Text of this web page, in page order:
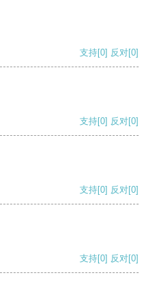
支持[0] 反对[0]
支持[0] 反对[0]
支持[0] 反对[0]
支持[0] 反对[0]